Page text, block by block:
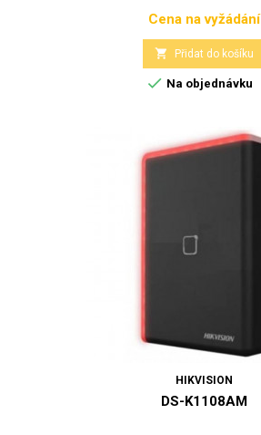
Cena
Cena na vyžádání
 Přidat do košíku
 Na objednávku
HIKVISION
DS-K1108AM